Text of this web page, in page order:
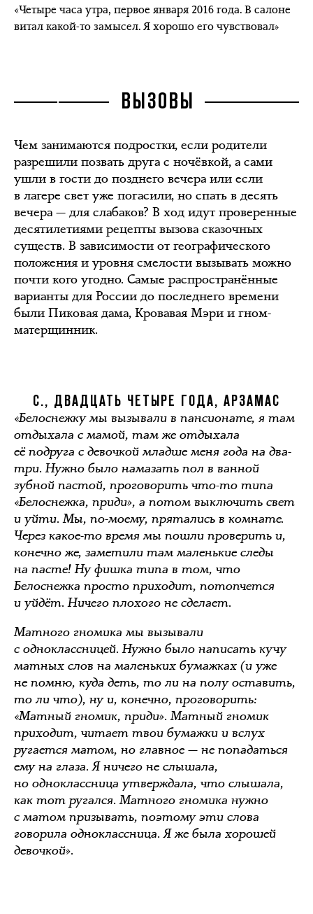
«Четыре часа утра, первое января 2016 года. В салоне
витал какой-то замысел. Я хорошо его чувствовал»
ВЫЗОВЫ
Чем занимаются подростки, если родители
разрешили позвать друга с ночёвкой, а сами
ушли в гости до позднего вечера или если
в лагере свет уже погасили, но спать в десять
вечера — для слабаков? В ход идут проверенные
десятилетиями рецепты вызова сказочных
существ. В зависимости от географического
положения и уровня смелости вызывать можно
почти кого угодно. Самые распространённые
варианты для России до последнего времени
были Пиковая дама, Кровавая Мэри и гном-
матерщинник.
С., ДВАДЦАТЬ ЧЕТЫРЕ ГОДА, АРЗАМАС
«Белоснежку мы вызывали в пансионате, я там
отдыхала с мамой, там же отдыхала
её подруга с девочкой младше меня года на два-
три. Нужно было намазать пол в ванной
зубной пастой, проговорить что-то типа
«Белоснежка, приди», а потом выключить свет
и уйти. Мы, по-моему, прятались в комнате.
Через какое-то время мы пошли проверить и,
конечно же, заметили там маленькие следы
на пасте! Ну фишка типа в том, что
Белоснежка просто приходит, потопчется
и уйдёт. Ничего плохого не сделает.
Матного гномика мы вызывали
с одноклассницей. Нужно было написать кучу
матных слов на маленьких бумажках (и уже
не помню, куда деть, то ли на полу оставить,
то ли что), ну и, конечно, проговорить:
«Матный гномик, приди». Матный гномик
приходит, читает твои бумажки и вслух
ругается матом, но главное — не попадаться
ему на глаза. Я ничего не слышала,
но одноклассница утверждала, что слышала,
как тот ругался. Матного гномика нужно
с матом призывать, поэтому эти слова
говорила одноклассница. Я же была хорошей
девочкой».